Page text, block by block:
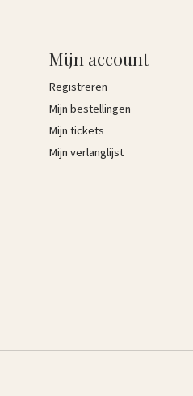
Mijn account
Registreren
Mijn bestellingen
Mijn tickets
Mijn verlanglijst